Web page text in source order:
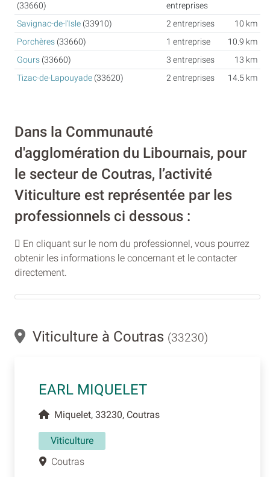
(33660)
entreprises
Savignac-de-l'Isle (33910) 2 entreprises
10 km
Porchères (33660) 1 entreprise
10.9 km
Gours (33660) 3 entreprises
13 km
Tizac-de-Lapouyade (33620) 2 entreprises 14.5 km
Dans la Communauté
d'agglomération du Libournais, pour
le secteur de Coutras, l’activité
Viticulture est représentée par les
professionnels ci dessous :
En cliquant sur le nom du professionnel, vous pourrez
obtenir les informations le concernant et le contacter
directement.
Viticulture à Coutras (33230)
EARL MIQUELET
Miquelet, 33230, Coutras
Viticulture
Coutras